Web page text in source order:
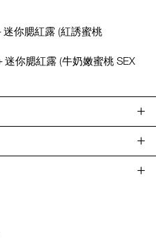
迷你腮紅露 (紅誘蜜桃
迷你腮紅露 (牛奶嫩蜜桃 SEX